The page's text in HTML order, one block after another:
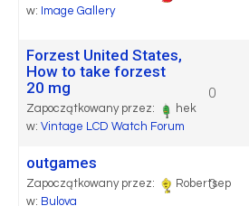
w: Image Gallery
Forzest United States,
How to take forzest
20 mg
Zapoczątkowany przez:
hek
w: Vintage LCD Watch Forum
0
outgames
Zapoczątkowany przez:
Robertsep
w: Bulova
0